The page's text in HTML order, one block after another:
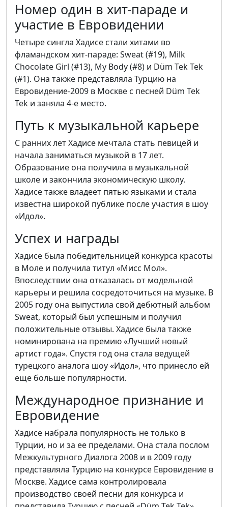
Номер один в хит-параде и
участие в Евровидении
Четыре сингла Хадисе стали хитами во
фламандском хит-параде: Sweat (#19), Milk
Chocolate Girl (#13), My Body (#8) и Düm Tek Tek
(#1). Она также представляла Турцию на
Евровидение-2009 в Москве с песней Düm Tek
Tek и заняла 4-е место.
Путь к музыкальной карьере
С ранних лет Хадисе мечтала стать певицей и
начала заниматься музыкой в 17 лет.
Образование она получила в музыкальной
школе и закончила экономическую школу.
Хадисе также владеет пятью языками и стала
известна широкой публике после участия в шоу
«Идол».
Успех и награды
Хадисе была победительницей конкурса красоты
в Моле и получила титул «Мисс Мол».
Впоследствии она отказалась от модельной
карьеры и решила сосредоточиться на музыке. В
2005 году она выпустила свой дебютный альбом
Sweat, который был успешным и получил
положительные отзывы. Хадисе была также
номинирована на премию «Лучший новый
артист года». Спустя год она стала ведущей
турецкого аналога шоу «Идол», что принесло ей
еще больше популярности.
Международное признание и
Евровидение
Хадисе набрала популярность не только в
Турции, но и за ее пределами. Она стала послом
Межкультурного Диалога 2008 и в 2009 году
представляла Турцию на конкурсе Евровидение в
Москве. Хадисе сама контролировала
производство своей песни для конкурса и